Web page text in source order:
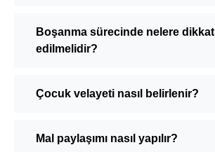
Boşanma sürecinde nelere dikkat
edilmelidir?
Çocuk velayeti nasıl belirlenir?
Mal paylaşımı nasıl yapılır?